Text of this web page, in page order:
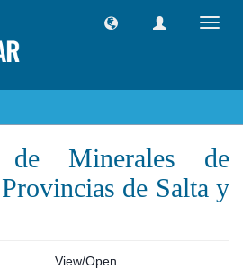
de Minerales de
de Salta y
View/Open